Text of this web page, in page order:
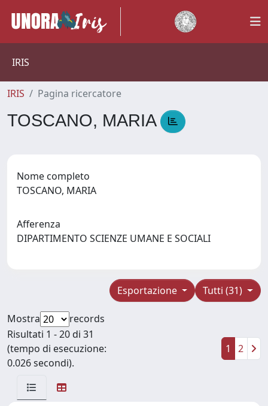
IRIS
IRIS Pagina ricercatore
TOSCANO, MARIA
Nome completo
TOSCANO, MARIA
Afferenza
DIPARTIMENTO SCIENZE UMANE E SOCIALI
Tutti (31)
Esportazione
Mostra
records
Risultati 1 - 20 di 31
(tempo di esecuzione:
0.026 secondi).
1 2